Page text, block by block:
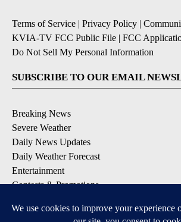
Terms of Service | Privacy Policy |
KVIA-TV FCC Public File | FCC
Do Not Sell My Personal Information
SUBSCRIBE TO OUR EMAIL
Breaking News
Severe Weather
Daily News Updates
Daily Weather Forecast
Entertainment
Contests & Promotions
DOWNLOAD OUR APPS